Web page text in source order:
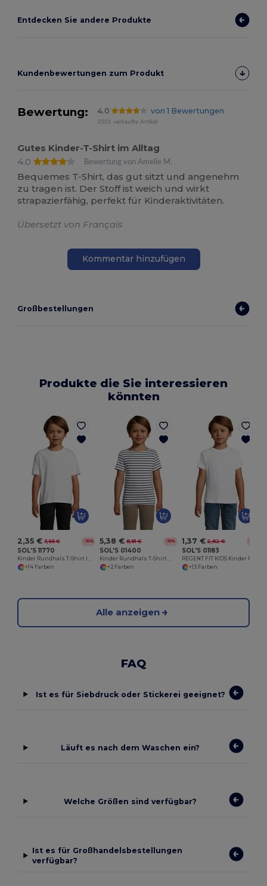
Entdecken Sie andere Produkte
Kundenbewertungen zum Produkt
Bewertung: 4.0 von 1 Bewertungen
3501 verkaufte Artikel
Gutes Kinder-T-Shirt im Alltag
4.0
Bewertung von Amelie M.
Bequemes T-Shirt, das gut sitzt und angenehm
zu tragen ist. Der Stoff ist weich und wirkt
strapazierfähig, perfekt für Kinderaktivitäten.
Übersetzt von Français
Kommentar hinzufügen
Großbestellungen
Produkte die Sie interessieren
könnten
2,35 € 3,65 € -36%
SOL'S 11770
+14 Farben
5,38 € 8,81 € -39%
SOL'S 01400
+2 Farben
1,37 € 2,82 € -51%
SOL'S 01183
+13 Farben
Alle anzeigen
FAQ
Ist es für Siebdruck oder Stickerei geeignet?
Läuft es nach dem Waschen ein?
Welche Größen sind verfügbar?
Ist es für Großhandelsbestellungen
verfügbar?